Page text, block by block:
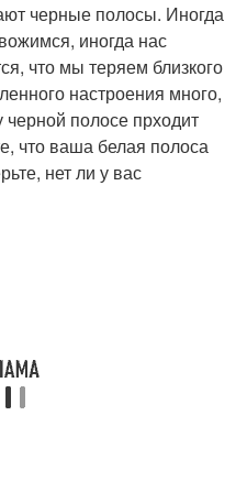
черные полосы. Иногда
иногда нас
что мы теряем близкого
настроения много,
полосе прходит
что ваша белая полоса
нет ли у вас